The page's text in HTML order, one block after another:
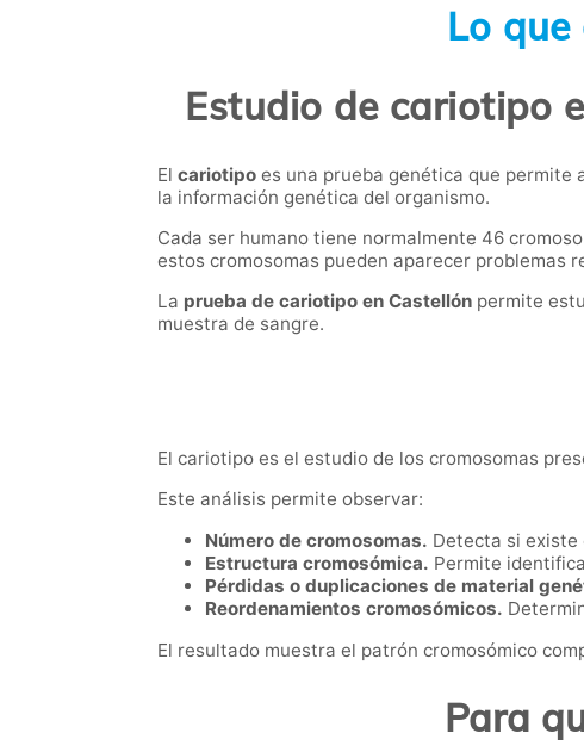
Lo
Estudio de cariotipo
El cariotipo es una prueba genética que permite
la información genética del organismo.
Cada ser humano tiene normalmente 46
estos cromosomas pueden aparecer problemas
La prueba de cariotipo en Castellón permite
muestra de sangre.
El cariotipo es el estudio de los cromosomas
Este análisis permite observar:
Número de cromosomas. Detecta si existe
Estructura cromosómica. Permite
Pérdidas o duplicaciones de material
Reordenamientos cromosómicos.
El resultado muestra el patrón cromosómico
Para